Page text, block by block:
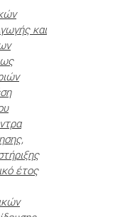
και
έτος